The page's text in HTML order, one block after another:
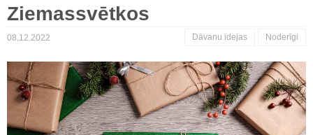
Ziemassvētkos
08.12.2022 Dāvanu idejas Noderīgi